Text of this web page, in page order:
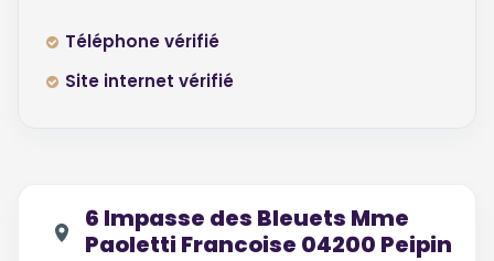
Téléphone vérifié
Site internet vérifié
6 Impasse des Bleuets Mme
Paoletti Francoise 04200 Peipin